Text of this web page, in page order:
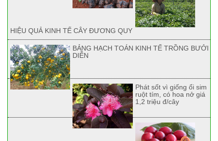
HIỆU QUẢ KINH TẾ CÂY ĐƯƠNG QUY
BẢNG HẠCH TOÁN KINH TẾ TRỒNG BƯỞI
DIỄN
Phát sốt vì giống ổi sim
ruột tím, có hoa nở giá
1,2 triệu đ/cây